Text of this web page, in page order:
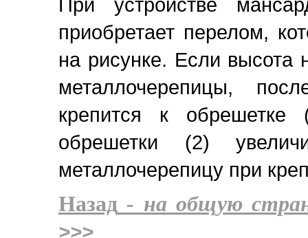
приобретает перелом,
на рисунке. Если высота
металлочерепицы,
крепится к
обрешетки (2)
металлочерепицу при
Назад - на общую
>>>